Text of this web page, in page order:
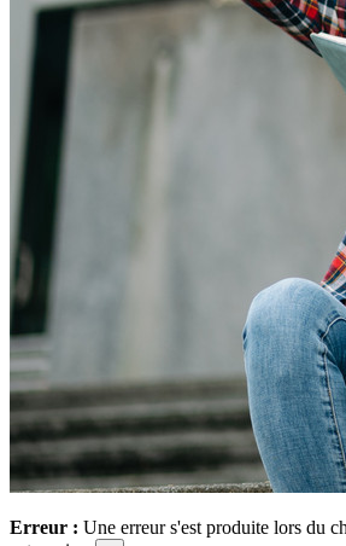
Erreur : Une erreur s'est produite lors du